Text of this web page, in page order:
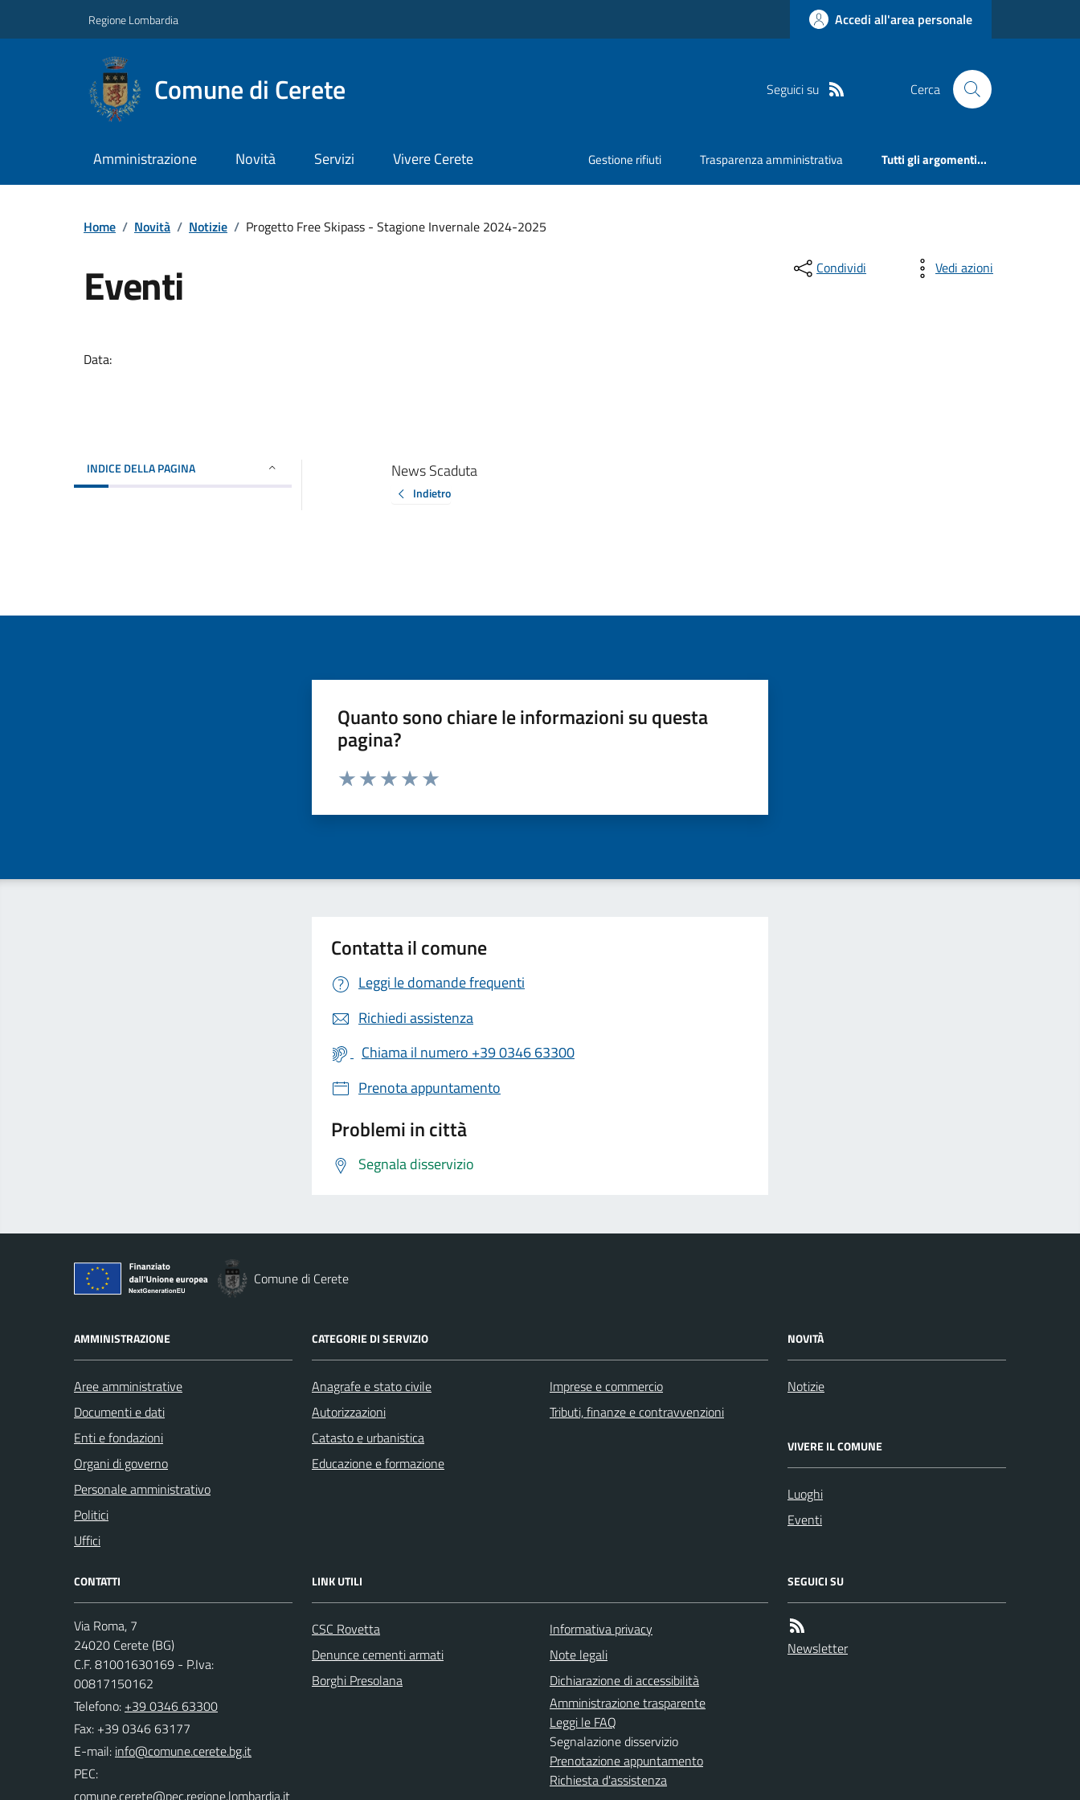
Regione Lombardia Accedi all'area personale
Comune di Cerete Seguici su Cerca
Amministrazione Novità Servizi Vivere Cerete Gestione rifiuti Trasparenza amministrativa Tutti gli argomenti...
Home / Novità / Notizie / Progetto Free Skipass - Stagione Invernale 2024-2025
Eventi
Data:
Condividi Vedi azioni
INDICE DELLA PAGINA News Scaduta
Indietro
Quanto sono chiare le informazioni su questa
pagina?
Valuta da 1 a 5 stelle la pagina
Contatta il comune
Leggi le domande frequenti
Richiedi assistenza
Chiama il numero +39 0346 63300
Prenota appuntamento
Problemi in città
Segnala disservizio
Comune di Cerete
AMMINISTRAZIONE
Aree amministrative
Documenti e dati
Enti e fondazioni
Organi di governo
Personale amministrativo
Politici
Uffici
CATEGORIE DI SERVIZIO
Anagrafe e stato civile
Autorizzazioni
Catasto e urbanistica
Educazione e formazione
Imprese e commercio
Tributi, finanze e contravvenzioni
NOVITÀ
Notizie
VIVERE IL COMUNE
Luoghi
Eventi
CONTATTI
Via Roma, 7
24020 Cerete (BG)
C.F. 81001630169 - P.Iva:
00817150162
Telefono: +39 0346 63300
Fax: +39 0346 63177
E-mail:
PEC:
LINK UTILI
CSC Rovetta
Denunce cementi armati
Borghi Presolana
Informativa privacy
Note legali
Dichiarazione di accessibilità
Amministrazione trasparente
Leggi le FAQ
Segnalazione disservizio
Prenotazione appuntamento
Richiesta d'assistenza
SEGUICI SU
Newsletter